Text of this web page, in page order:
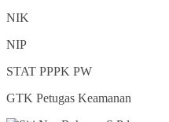
NIK
NIP
STAT PPPK PW
GTK Petugas Keamanan